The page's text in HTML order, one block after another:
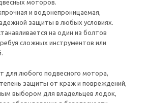
моторов.
и водонепроницаемая,
защиты в любых условиях.
на один из болтов
сложных инструментов или
для любого подвесного мотора,
защиты от краж и повреждений,
выбором для владельцев лодок,